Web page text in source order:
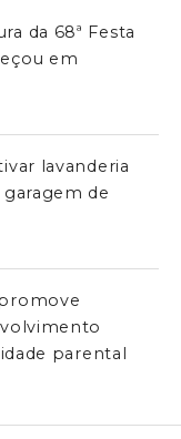
da 68ª Festa
em
lavanderia
de
parental